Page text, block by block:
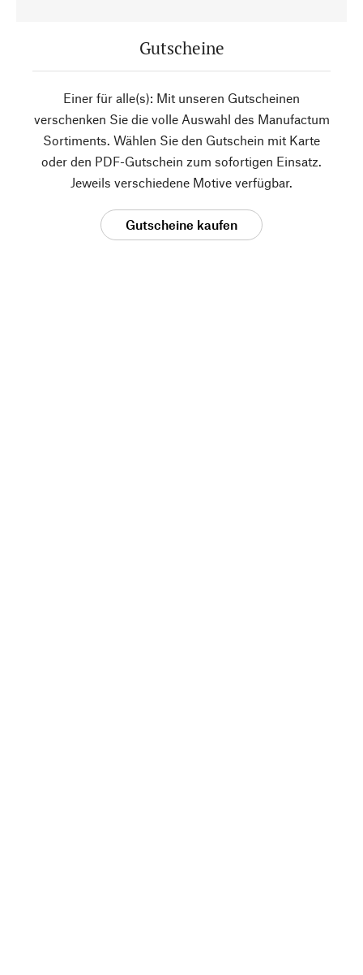
Gutscheine
Einer für alle(s): Mit unseren Gutscheinen
verschenken Sie die volle Auswahl des Manufactum
Sortiments. Wählen Sie den Gutschein mit Karte
oder den PDF-Gutschein zum sofortigen Einsatz.
Jeweils verschiedene Motive verfügbar.
Gutscheine kaufen